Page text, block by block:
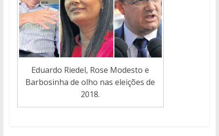
Eduardo Riedel, Rose Modesto e
Barbosinha de olho nas eleições de
2018.